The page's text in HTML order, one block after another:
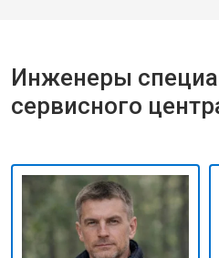
Инженеры
сервисного